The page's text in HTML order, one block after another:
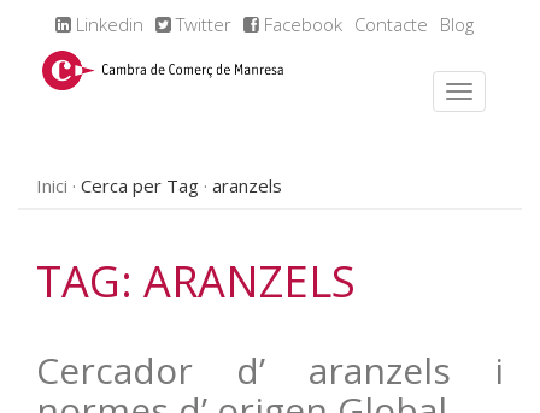
Linkedin Twitter Facebook Contacte Blog
Inici Cerca per Tag aranzels
TAG: ARANZELS
Cercador d’ aranzels i